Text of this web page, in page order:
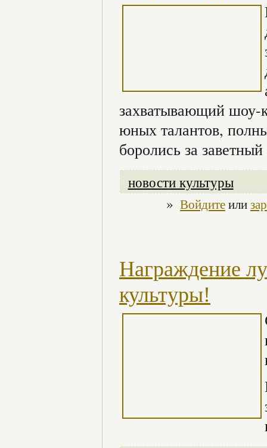
захватывающий шоу-
юных талантов,
боролись за
новости культуры
» Войдитеили
Награждение
культуры!